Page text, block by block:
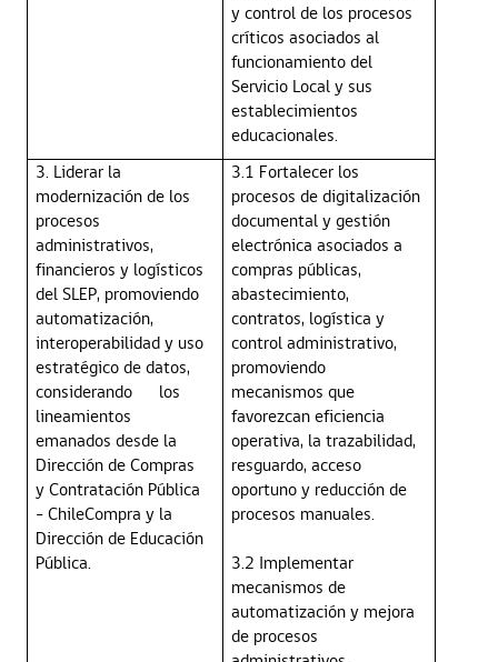
y control de los procesos
críticos asociados al
funcionamiento del
Servicio Local y sus
establecimientos
educacionales.
3. Liderar la
modernización de los
procesos
administrativos,
financieros y logísticos
del SLEP, promoviendo
automatización,
interoperabilidad y uso
estratégico de datos,
considerando
los
lineamientos
emanados desde la
Dirección de Compras
y Contratación Pública
- ChileCompra y la
Dirección de Educación
Pública.
3.1 Fortalecer los
procesos de digitalización
documental y gestión
electrónica asociados a
compras públicas,
abastecimiento,
contratos, logística y
control administrativo,
promoviendo
mecanismos que
favorezcan eficiencia
operativa, la trazabilidad,
resguardo, acceso
oportuno y reducción de
procesos manuales.
3.2 Implementar
mecanismos de
automatización y mejora
de procesos